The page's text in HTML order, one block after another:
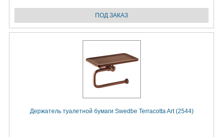
Держатель туалетной бумаги Swedbe Terracotta Art (2544)